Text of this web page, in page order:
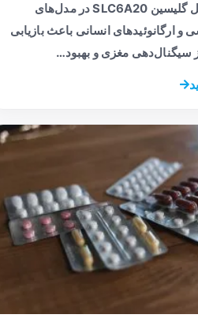
تیتر مهار ناقل گلیسین SLC6A20 در مدل‌های
و ارگانوئیدهای انسانی باعث بازیابی
سیگنال‌دهی مغزی و بهبود…